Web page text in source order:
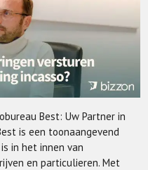
Best: Uw Partner in
is een toonaangevend
in het innen van
en particulieren. Met